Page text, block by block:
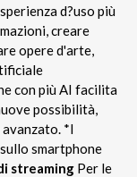
d?uso più
creare
opere d'arte,
con più AI facilita
possibilità,
*I
smartphone
streaming Per le